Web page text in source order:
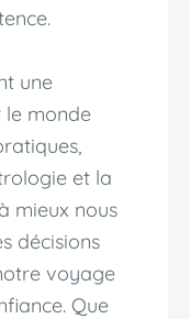
une
le monde
et la
mieux nous
décisions
voyage
Que